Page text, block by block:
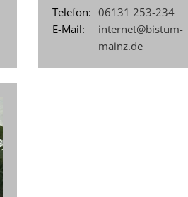
Telefon: 06131 253-234
E-Mail:
internet@bistum-
mainz.de